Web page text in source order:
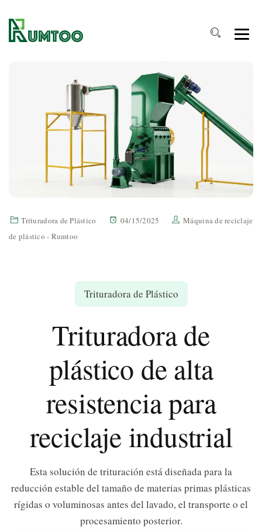
Trituradora de Plástico 04/15/2025
Máquina de reciclaje
de plástico - Rumtoo
Trituradora de Plástico
Trituradora de
plástico de alta
resistencia para
reciclaje industrial
Esta solución de trituración está diseñada para la
reducción estable del tamaño de materias primas plásticas
rígidas o voluminosas antes del lavado, el transporte o el
procesamiento posterior.